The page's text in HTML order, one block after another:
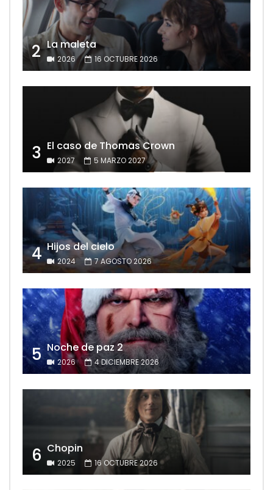
2 La maleta
2026 16 OCTUBRE 2026
3 El caso de Thomas Crown
2027 5 MARZO 2027
4 Hijos del cielo
2024 7 AGOSTO 2026
5 Noche de paz 2
2026 4 DICIEMBRE 2026
6 Chopin
2025 16 OCTUBRE 2026